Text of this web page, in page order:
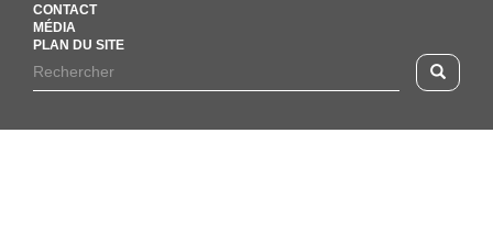
Footer
CONTACT
MÉDIA
PLAN DU SITE
Rechercher